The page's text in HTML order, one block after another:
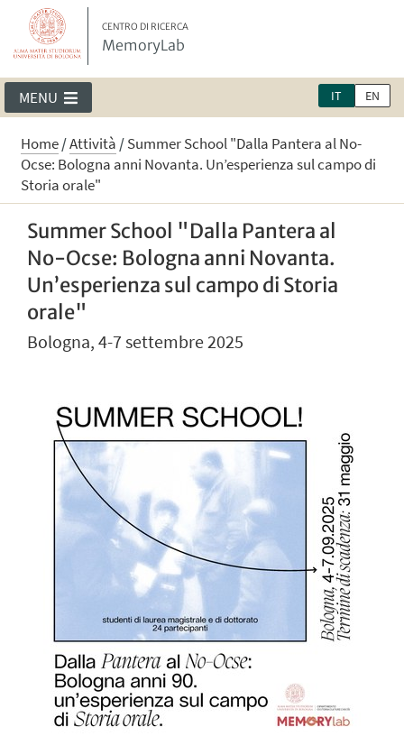
CENTRO DI RICERCA
MemoryLab
IT EN
MENU
Home/Attività /Summer School "Dalla Pantera al No-
Ocse: Bologna anni Novanta. Un’esperienza sul campo di
Storia orale"
Summer School "Dalla Pantera al
No-Ocse: Bologna anni Novanta.
Un’esperienza sul campo di Storia
orale"
Bologna, 4-7 settembre 2025